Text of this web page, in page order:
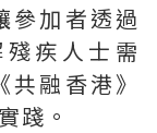
參加者透過
疾人士需
融香港》
踐。